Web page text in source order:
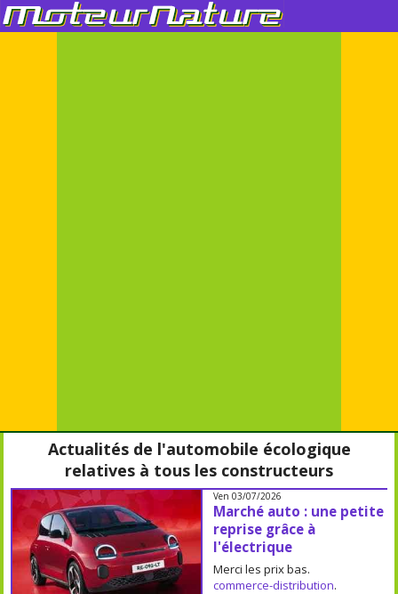
Actualités de l'automobile écologique
relatives à tous les constructeurs
Ven 03/07/2026
Marché auto : une petite
reprise grâce à
l'électrique
Merci les prix bas.
commerce-distribution.